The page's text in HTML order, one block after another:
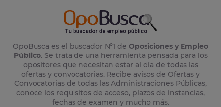
OpoBusca es el buscador Nº1 de Oposiciones y Empleo
Público. Se trata de una herramienta pensada para los
opositores que necesitan estar al día de todas las
ofertas y convocatorias. Recibe avisos de Ofertas y
Convocatorias de todas las Administraciones Públicas,
conoce los requisitos de acceso, plazos de instancias,
fechas de examen y mucho más.